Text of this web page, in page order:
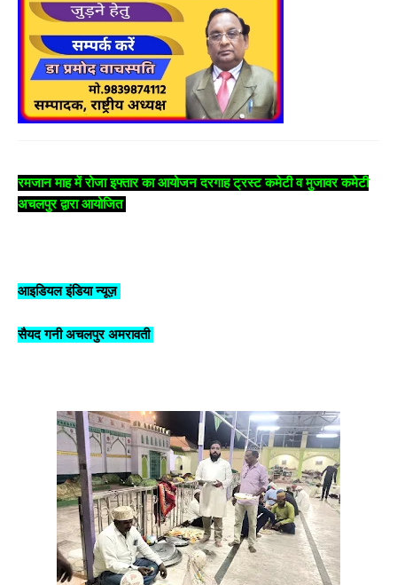
रमजान माह में रोजा इफ्तार का आयोजन दरगाह ट्रस्ट कमेटी व मुजावर कमेटी
अचलपुर द्वारा आयोजित
आइडियल इंडिया न्यूज़
सैयद गनी अचल‌‌‌पुर अमरावती